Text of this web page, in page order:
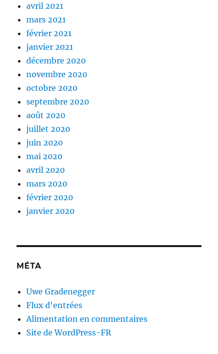
avril 2021
mars 2021
février 2021
janvier 2021
décembre 2020
novembre 2020
octobre 2020
septembre 2020
août 2020
juillet 2020
juin 2020
mai 2020
avril 2020
mars 2020
février 2020
janvier 2020
MÉTA
Uwe Gradenegger
Flux d'entrées
Alimentation en commentaires
Site de WordPress-FR